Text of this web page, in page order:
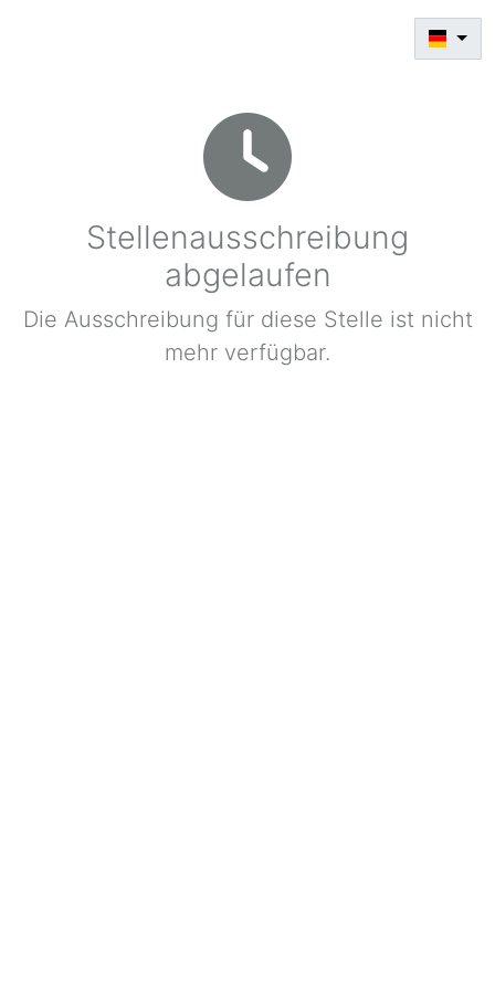
Stellenausschreibung
abgelaufen
Die Ausschreibung für diese Stelle ist nicht
mehr verfügbar.